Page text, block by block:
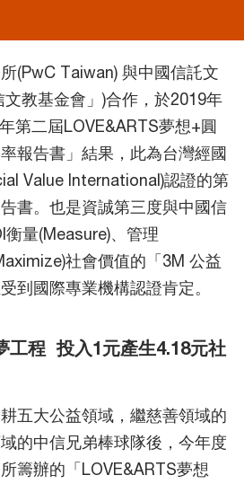
(PwC Taiwan) 與中國信託文
教基金會」)合作，於2019年
第二屆LOVE&ARTS夢想+圓
報告書」結果，此為台灣經國
Value International)認證的第
書。也是資誠第三度與中國信
量(Measure)、管理
社會價值的「3M 公益
到國際專業機構認證肯定。
工程 投入1元產生4.18元社
五大公益領域，繼慈善領域的
的中信兄弟棒球隊後，今年度
籌辦的「LOVE&ARTS夢想